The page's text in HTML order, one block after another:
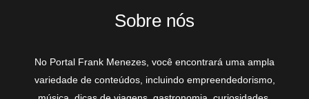
Sobre nós
No Portal Frank Menezes, você encontrará uma ampla
variedade de conteúdos, incluindo empreendedorismo,